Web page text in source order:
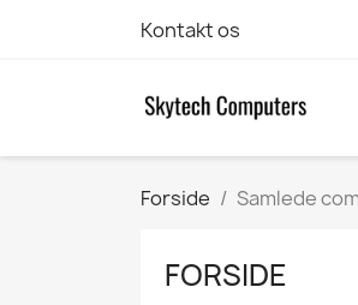
Kontakt os
Forside Samlede
FORSIDE